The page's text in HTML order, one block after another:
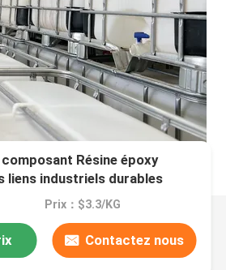
Résine époxy
liens industriels durables
Prix：$3.3/KG
Contactez nous